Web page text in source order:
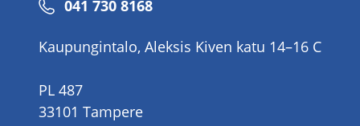
Puhelinnumero
041 730 8168
Kaupungintalo, Aleksis Kiven katu 14–16 C
PL 487
33101 Tampere